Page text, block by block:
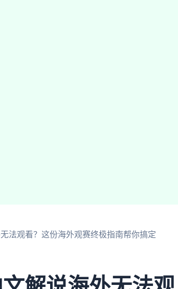
法观看？这份海外观赛终极指南帮你搞定